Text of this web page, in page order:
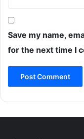
Save my name,
for the next time I